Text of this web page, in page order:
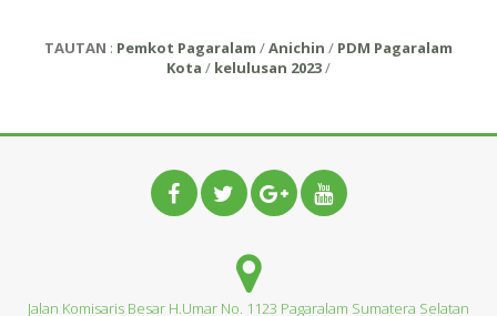
TAUTAN : Pemkot Pagaralam /Anichin / PDM Pagaralam
Kota / kelulusan 2023/
Jalan Komisaris Besar H.Umar No. 1123 Pagaralam Sumatera Selatan